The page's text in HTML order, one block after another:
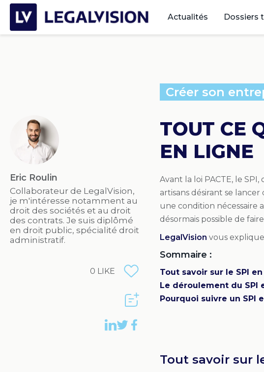
Actualités Dossiers
Eric Roulin
Collaborateur de LegalVision,
je m'intéresse notamment au
droit des sociétés et au droit
des contrats. Je suis diplômé
en droit public, spécialité droit
administratif.
0 LIKE
Créer son
TOUT CE
EN LIGNE
Avant la loi PACTE, le SPI,
artisans désirant se lancer
une condition nécessaire
désormais possible de
LegalVision vous
Sommaire :
Tout savoir sur le SPI
Le déroulement du SPI
Pourquoi suivre un SPI
Tout savoir sur